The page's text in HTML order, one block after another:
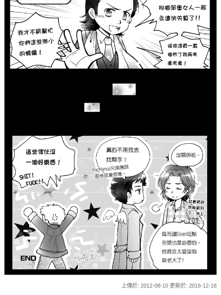
上傳於: 2012-08-10 更新於: 2016-12-18